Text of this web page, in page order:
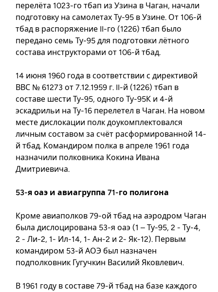
перелёта 1023-го тбап из Узина в Чаган, начали
подготовку на самолетах Ту-95 в Узине. От 106-й
тбад в распоряжение II-го (1226) тбап было
передано семь Ту-95 для подготовки лётного
состава инструкторами от 106-й тбад.
14 июня 1960 года в соответствии с директивой
ВВС № 61273 от 7.12.1959 г. II-й (1226) тбап в
составе шести Ту-95, одного Ту-95К и 4-й
эскадрильи на Ту-16 перелетел в Чаган. На новом
месте дислокации полк доукомплектовался
личным составом за счёт расформированной 14-
й тбад. Командиром полка в апреле 1961 года
назначили полковника Кокина Ивана
Дмитриевича.
53-я оаэ и авиагруппа 71-го полигона
Кроме авиаполков 79-ой тбад на аэродром Чаган
была дислоцирована 53-я оаэ (1 – Ту-95, 2 - Ту-4,
2 - Ли-2, 1- Ил-14, 1- Ан-2 и 2- Як-12). Первым
командиром 53-й АОЭ был назначен
подполковник Гугучкин Василий Яковлевич.
В 1961 году в составе 79-й тбад на базе каждого